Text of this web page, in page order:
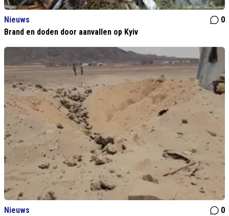
Nieuws
0
Brand en doden door aanvallen op Kyiv
Nieuws
0